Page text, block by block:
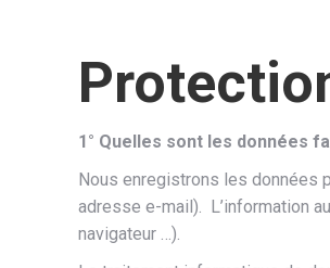
1° Quelles sont les données
Nous enregistrons les données
adresse e-mail). L’information
navigateur …).